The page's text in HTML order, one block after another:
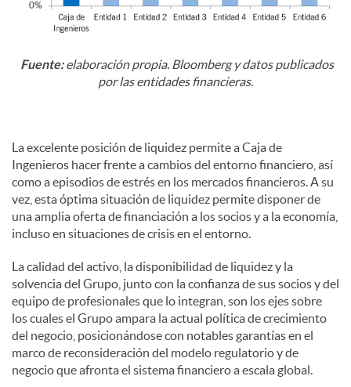
Fuente:elaboración propia. Bloomberg y datos publicados
por las entidades financieras.
La excelente posición de liquidez permite a Caja de
Ingenieros hacer frente a cambios del entorno financiero, así
como a episodios de estrés en los mercados financieros. A su
vez, esta óptima situación de liquidez permite disponer de
una amplia oferta de financiación a los socios y a la economía,
incluso en situaciones de crisis en el entorno.
La calidad del activo, la disponibilidad de liquidez y la
solvencia del Grupo, junto con la confianza de sus socios y del
equipo de profesionales que lo integran, son los ejes sobre
los cuales el Grupo ampara la actual política de crecimiento
del negocio, posicionándose con notables garantías en el
marco de reconsideración del modelo regulatorio y de
negocio que afronta el sistema financiero a escala global.